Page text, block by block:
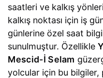
saatleri ve kalkış
kalkış noktası için iş
günlerine özel saat
sunulmuştur. Özellikle
Mescid-İ Selam
yolcular için bu bilgiler,